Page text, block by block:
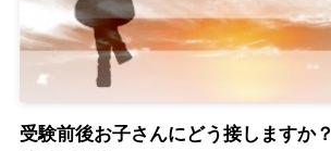
受験前後お子さんにどう接しますか？